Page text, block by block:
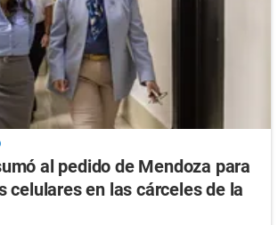
al pedido de Mendoza para
celulares en las cárceles de la